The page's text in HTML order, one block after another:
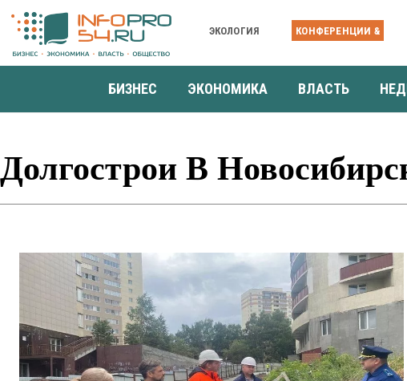
ЭКОЛОГИЯ КОНФЕРЕНЦИИ &
БИЗНЕС ЭКОНОМИКА ВЛАСТЬ
Долгострои В